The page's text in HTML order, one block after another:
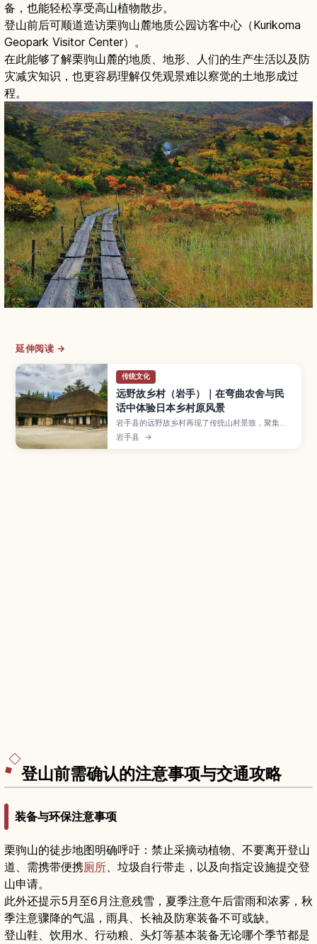
备，也能轻松享受高山植物散步。
登山前后可顺道造访栗驹山麓地质公园访客中心（Kurikoma
Geopark Visitor Center）。
在此能够了解栗驹山麓的地质、地形、人们的生产生活以及防
灾减灾知识，也更容易理解仅凭观景难以察觉的土地形成过
程。
延伸阅读 →
传统文化
远野故乡村（岩手）｜在弯曲农舍与民
话中体验日本乡村原风景
岩手县的远野故乡村再现了传统山村景致，聚集了
茅草屋顶的曲り家与水车、田地等怀旧风景。游客
可以参加手作工艺、乡土料理体验、农事体验和听
岩手县 →
登山前需确认的注意事项与交通攻略
装备与环保注意事项
栗驹山的徒步地图明确呼吁：禁止采摘动植物、不要离开登山
道、需携带便携厕所、垃圾自行带走，以及向指定设施提交登
山申请。
此外还提示5月至6月注意残雪，夏季注意午后雷雨和浓雾，秋
季注意骤降的气温，雨具、长袖及防寒装备不可或缺。
登山鞋、饮用水、行动粮、头灯等基本装备无论哪个季节都是